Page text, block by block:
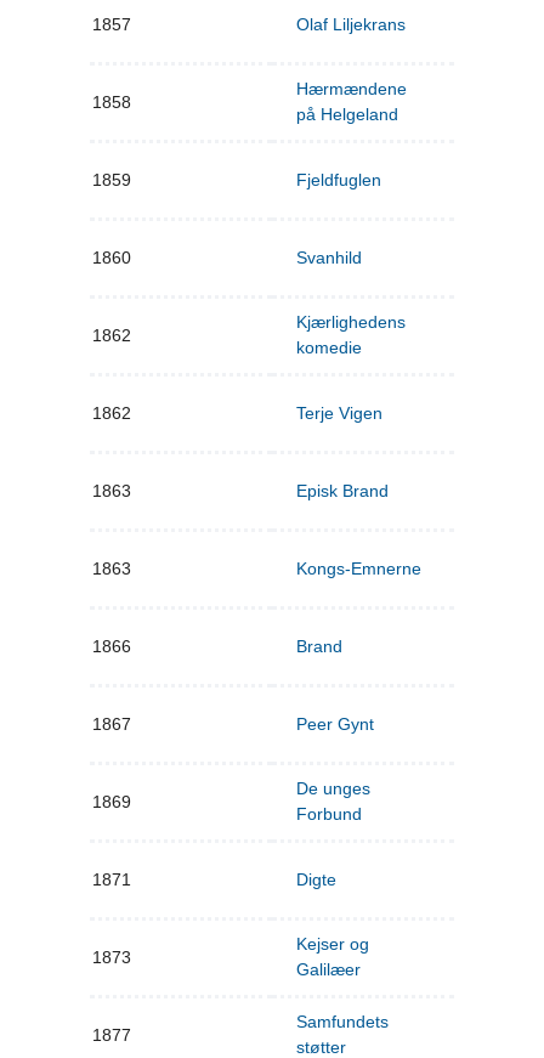
1857 Olaf Liljekrans
1858
Hærmændene
på Helgeland
1859 Fjeldfuglen
1860 Svanhild
1862
Kjærlighedens
komedie
1862 Terje Vigen
1863 Episk Brand
1863 Kongs-Emnerne
1866 Brand
1867 Peer Gynt
1869
De unges
Forbund
1871 Digte
1873
Kejser og
Galilæer
1877
Samfundets
støtter